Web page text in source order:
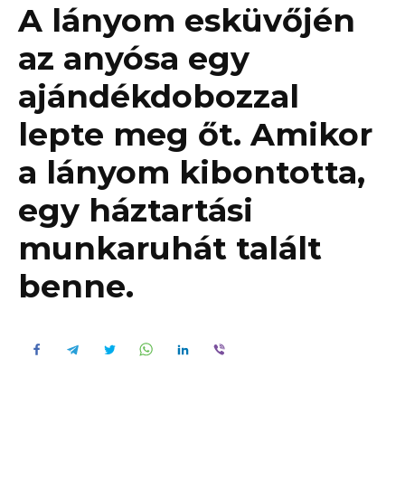
A lányom esküvőjén
az anyósa egy
ajándékdobozzal
lepte meg őt. Amikor
a lányom kibontotta,
egy háztartási
munkaruhát talált
benne.